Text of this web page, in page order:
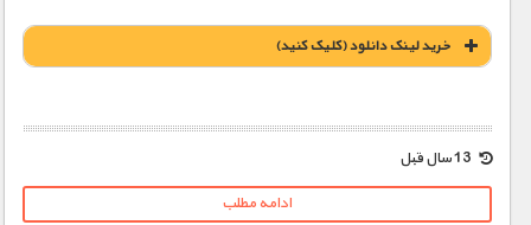
خريد لينک دانلود (کليک کنيد)
1900 تومان – خريد لينک دانلود (افزودن به سبد خريد)
ادامه مطلب